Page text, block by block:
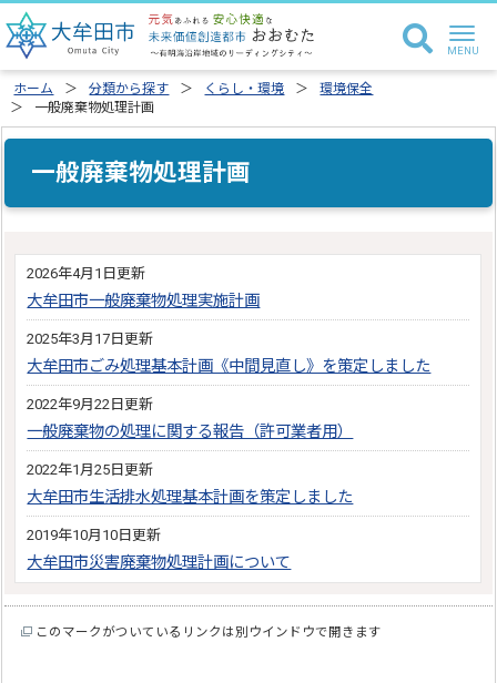
ホーム 分類から探す くらし・環境
環境保全
一般廃棄物処理計画
一般廃棄物処理計画
2026年4月1日更新
大牟田市一般廃棄物処理実施計画
2025年3月17日更新
大牟田市ごみ処理基本計画《中間見直し》を策定しました
2022年9月22日更新
一般廃棄物の処理に関する報告（許可業者用）
2022年1月25日更新
大牟田市生活排水処理基本計画を策定しました
2019年10月10日更新
大牟田市災害廃棄物処理計画について
このマークがついているリンクは別ウインドウで開きます